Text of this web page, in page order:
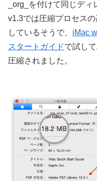
_org_を付けて同じディ
v1.3では圧縮プロセス
しているそうで、 iMac
スタートガイドで試し
圧縮されました。